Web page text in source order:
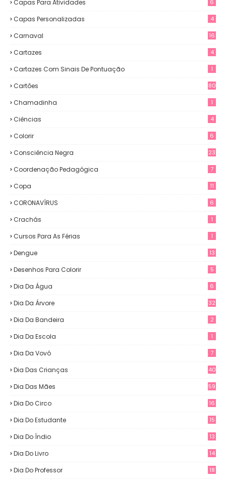
Capas Para Atividades 6
Capas Personalizadas 4
Carnaval 16
Cartazes 4
Cartazes Com Sinais De Pontuação 1
Cartões 80
Chamadinha 1
Ciências 4
Colorir 6
Consciência Negra 23
Coordenação Pedagógica 7
Copa 11
CORONAVÍRUS 6
Crachás 1
Cursos Para As Férias 1
Dengue 13
Desenhos Para Colorir 5
Dia Da Água 6
Dia Da Árvore 32
Dia Da Bandeira 2
Dia Da Escola 1
Dia Da Vovó 7
Dia Das Crianças 40
Dia Das Mães 59
Dia Do Circo 16
Dia Do Estudante 15
Dia Do Índio 13
Dia Do Livro 14
Dia Do Professor 18